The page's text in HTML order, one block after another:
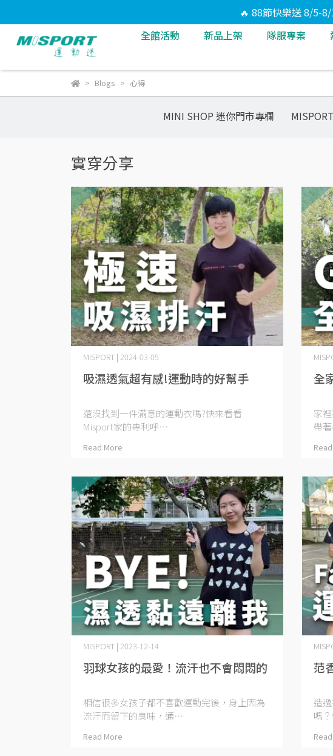
🔥 88節快樂送 8/5-8/
全館活動
新品上架 隊服專案
Blogs 心得
MINI SHOP 迷你門市專欄
實穿分享
吸濕透氣超有感!運動時的好幫手
MISPORT | 2024-03-05
還沒找到一件滿意的運動衣嗎?快來看看
Misport家的專利呼⋯
Read More
全
家
帶
羽球女孩的最愛！流汗也不會悶悶的
MISPORT | 2023-12-14
相信很多女孩子都不喜歡運動完後，身上因為
流汗而留下的臭味，通⋯
Read More
范
造
嗎